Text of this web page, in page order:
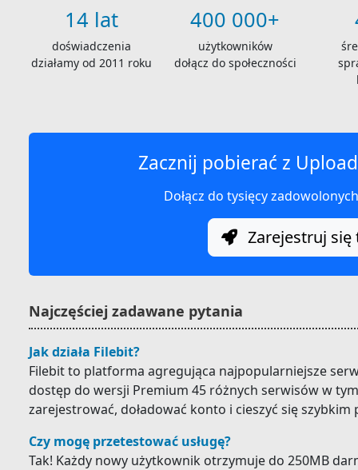
14 lat
doświadczenia
działamy od 2011 roku
400 000+
użytkowników
dołącz do społeczności
Zacznij pobierać z
Dołącz do tysięcy
Zarejestruj się
Najczęściej zadawane pytania
Jak działa Filebit?
Filebit to platforma agregująca najpopularniejsze
dostęp do wersji Premium 45 różnych serwisów w
zarejestrować, doładować konto i cieszyć się szybkim
Czy mogę przetestować usługę?
Tak! Każdy nowy użytkownik otrzymuje do 250MB